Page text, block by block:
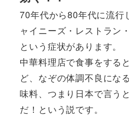
70年代から80年代に流行
ャイニーズ・レストラン
という症状があります。
中華料理店で食事をする
ど、なぞの体調不良にな
味料、つまり日本で言う
だ！という説です。